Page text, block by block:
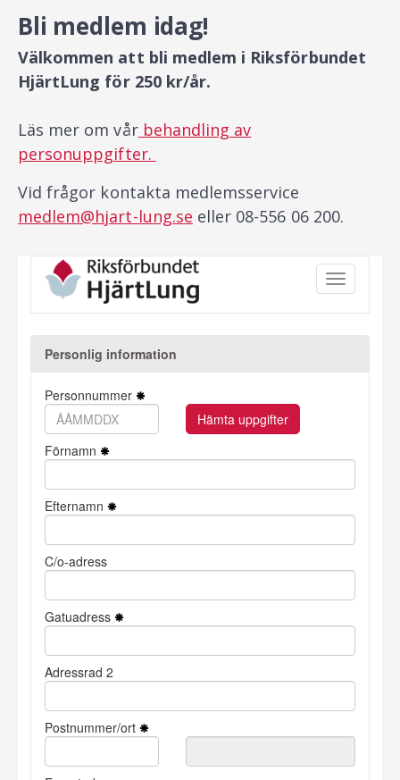
Bli medlem idag!
Välkommen att bli medlem i Riksförbundet
HjärtLung för 250 kr/år.
Läs mer om vårbehandling av
personuppgifter.
Vid frågor kontakta medlemsservice
medlem@hjart-lung.se eller 08-556 06 200.